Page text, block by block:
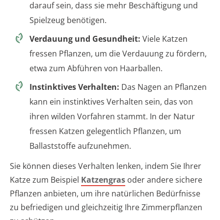
darauf sein, dass sie mehr Beschäftigung und
Spielzeug benötigen.
Verdauung und Gesundheit: Viele Katzen
fressen Pflanzen, um die Verdauung zu fördern,
etwa zum Abführen von Haarballen.
Instinktives Verhalten: Das Nagen an Pflanzen
kann ein instinktives Verhalten sein, das von
ihren wilden Vorfahren stammt. In der Natur
fressen Katzen gelegentlich Pflanzen, um
Ballaststoffe aufzunehmen.
Sie können dieses Verhalten lenken, indem Sie Ihrer
Katze zum Beispiel Katzengras oder andere sichere
Pflanzen anbieten, um ihre natürlichen Bedürfnisse
zu befriedigen und gleichzeitig Ihre Zimmerpflanzen